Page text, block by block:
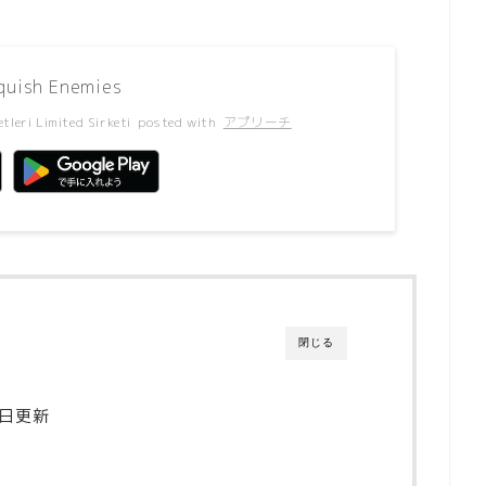
Enemies
Limited Sirketi posted with アプリーチ
閉じる
更新